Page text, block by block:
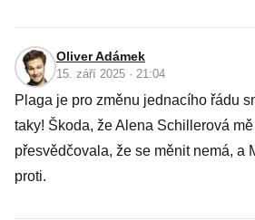
Oliver Adámek
15. září 2025 · 21:04
Plaga je pro změnu jednacího řádu
taky! Škoda, že Alena Schillerová
přesvědčovala, že se měnit nemá, a
proti.